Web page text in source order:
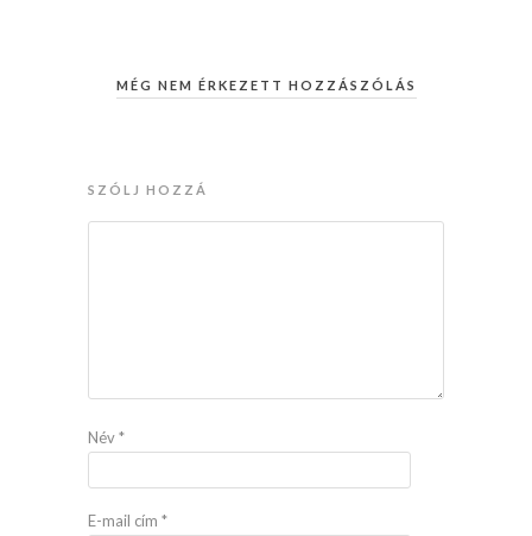
MÉG NEM ÉRKEZETT HOZZÁSZÓLÁS
SZÓLJ HOZZÁ
Név*
E-mail cím *